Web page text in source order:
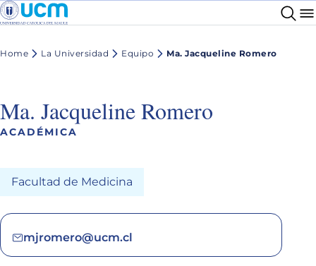
Home La Universidad Equipo Ma. Jacqueline Romero
Ma. Jacqueline Romero
ACADÉMICA
Facultad de Medicina
mjromero@ucm.cl